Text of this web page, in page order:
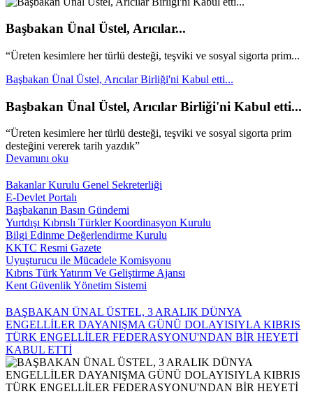
Başbakan Ünal Üstel, Arıcılar...
“Üreten kesimlere her türlü desteği, teşviki ve sosyal sigorta prim...
Başbakan Ünal Üstel, Arıcılar Birliği'ni Kabul etti...
Başbakan Ünal Üstel, Arıcılar Birliği'ni Kabul etti...
“Üreten kesimlere her türlü desteği, teşviki ve sosyal sigorta prim
desteğini vererek tarih yazdık”
Devamını oku
Bakanlar Kurulu Genel Sekreterliği
E-Devlet Portalı
Başbakanın Basın Gündemi
Yurtdışı Kıbrıslı Türkler Koordinasyon Kurulu
Bilgi Edinme Değerlendirme Kurulu
KKTC Resmi Gazete
Uyuşturucu ile Mücadele Komisyonu
Kıbrıs Türk Yatırım Ve Geliştirme Ajansı
Kent Güvenlik Yönetim Sistemi
BAŞBAKAN ÜNAL ÜSTEL, 3 ARALIK DÜNYA
ENGELLİLER DAYANIŞMA GÜNÜ DOLAYISIYLA KIBRIS
TÜRK ENGELLİLER FEDERASYONU'NDAN BİR HEYETİ
KABUL ETTİ